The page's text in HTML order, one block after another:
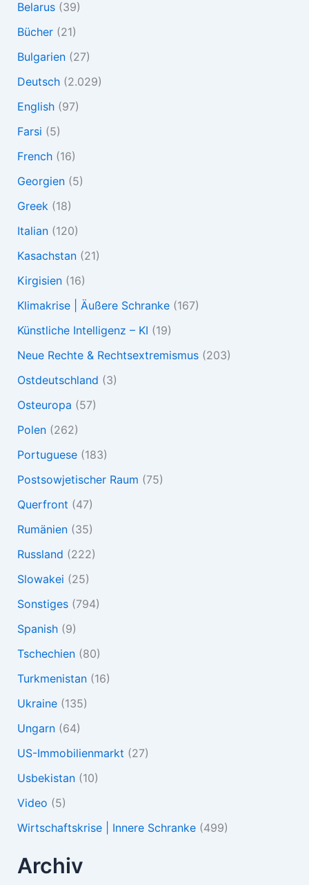
Belarus(39)
Bücher(21)
Bulgarien(27)
Deutsch(2.029)
English(97)
Farsi (5)
French(16)
Georgien(5)
Greek(18)
Italian(120)
Kasachstan(21)
Kirgisien(16)
Klimakrise | Äußere Schranke(167)
Künstliche Intelligenz – KI (19)
Neue Rechte & Rechtsextremismus(203)
Ostdeutschland (3)
Osteuropa (57)
Polen(262)
Portuguese(183)
Postsowjetischer Raum (75)
Querfront (47)
Rumänien(35)
Russland (222)
Slowakei (25)
Sonstiges(794)
Spanish(9)
Tschechien(80)
Turkmenistan(16)
Ukraine(135)
Ungarn(64)
US-Immobilienmarkt (27)
Usbekistan(10)
Video (5)
Wirtschaftskrise | Innere Schranke(499)
Archiv